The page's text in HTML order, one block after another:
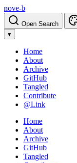
nove-b
Open Search
▾
Home
About
Archive
GitHub
Tangled
Contribute
@Link
Home
About
Archive
GitHub
Tangled